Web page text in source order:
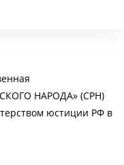
НАРОДА» (СРН)
юстиции РФ в